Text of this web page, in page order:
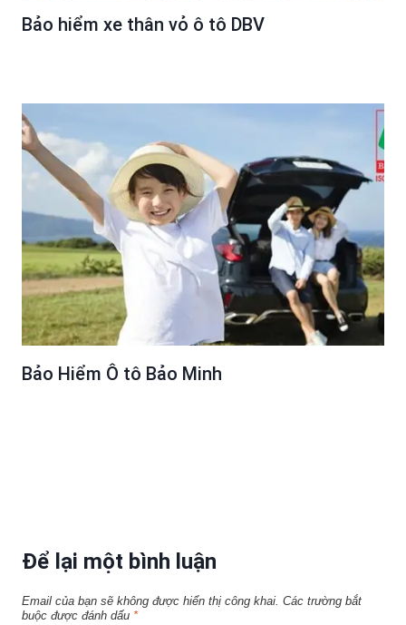
Bảo hiểm xe thân vỏ ô tô DBV
Bảo Hiểm Ô tô Bảo Minh
Để lại một bình luận
Email của bạn sẽ không được hiển thị công khai. Các trường bắt
buộc được đánh dấu *